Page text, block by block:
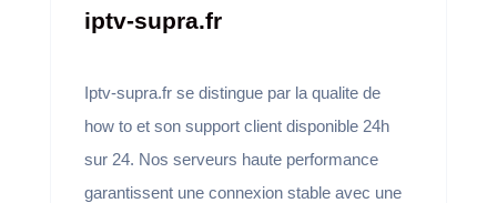
iptv-supra.fr
Iptv-supra.fr se distingue par la qualite de
how to et son support client disponible 24h
sur 24. Nos serveurs haute performance
garantissent une connexion stable avec une